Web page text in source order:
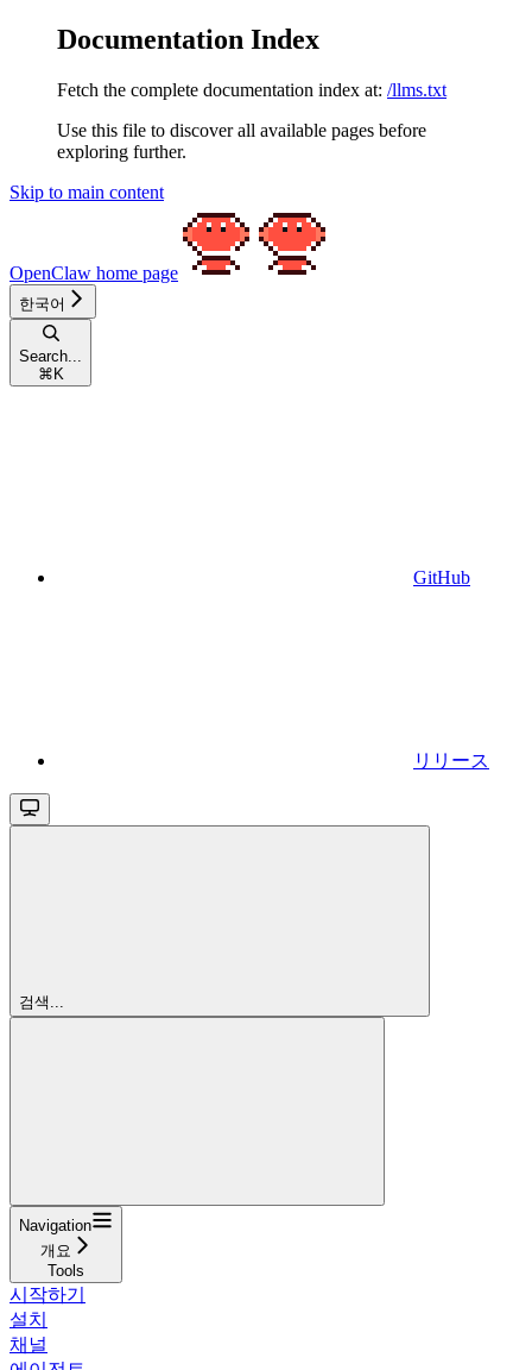
Documentation Index
Fetch the complete documentation index at: /llms.txt
Use this file to discover all available pages before
exploring further.
Skip to main content
OpenClaw home page
한국어
Search...
⌘ K
GitHub
リリース
검색...
Navigation
개요
Tools
시작하기
설치
채널